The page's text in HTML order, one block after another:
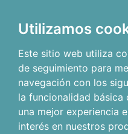
Utilizamos
Este sitio web utiliza
de seguimiento para
navegación con los
la funcionalidad básica
una mejor experiencia
interés en nuestros